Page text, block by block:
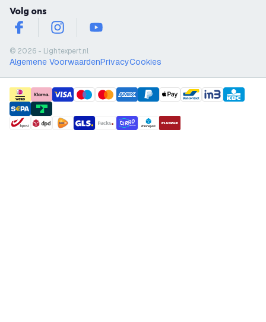
Volg ons
facebookinstagramyoutube
© 2026 - Lightexpert.nl
Algemene VoorwaardenPrivacyCookies
payment methods
shipment methods